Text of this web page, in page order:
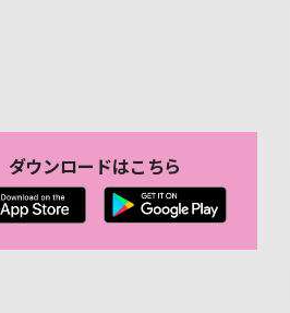
ダウンロードはこちら